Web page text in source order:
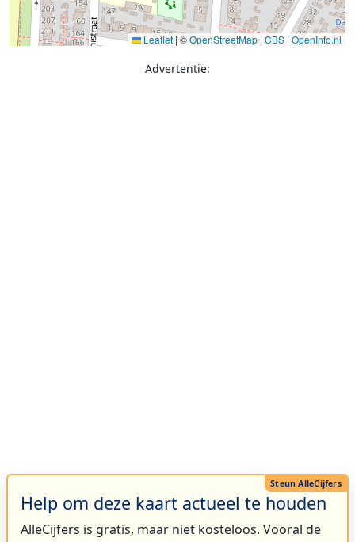
Leaflet | ©OpenStreetMap | CBS | OpenInfo.nl
Advertentie:
Help om deze kaart actueel te houden
AlleCijfers is gratis, maar niet kosteloos. Vooral de